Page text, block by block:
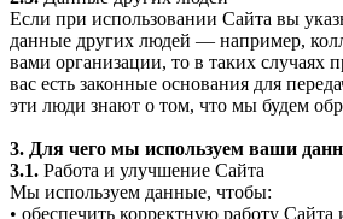
Если при использовании Сайта вы
данные других людей — например,
вами организации, то в таких случаях
вас есть законные основания для
эти люди знают о том, что мы будем
3. Для чего мы используем ваши
3.1. Работа и улучшение Сайта
Мы используем данные, чтобы:
• обеспечить корректную работу Сайта